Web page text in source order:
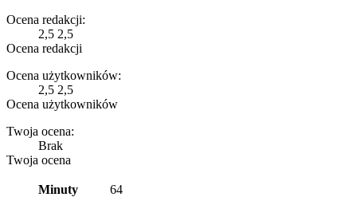
Ocena redakcji:
2,5 2,5
Ocena redakcji
Ocena użytkowników:
2,5 2,5
Ocena użytkowników
Twoja ocena:
Brak
Twoja ocena
Minuty
64